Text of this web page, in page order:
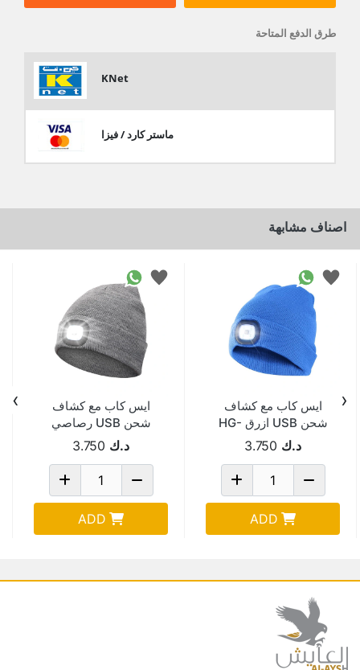
طرق الدفع المتاحة
KNet
ماستر كارد / فيزا
اصناف مشابهة
ايس كاب مع كشاف
شحن USB ازرق HG-
HL106د.ك 3.750
ADD
ايس كاب مع كشاف
شحن USB رصاصي
HG-HL106
د.ك 3.750
ADD
‹
›